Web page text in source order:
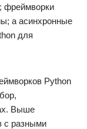
фреймворки
а асинхронные
для
Python
Выше
с разными